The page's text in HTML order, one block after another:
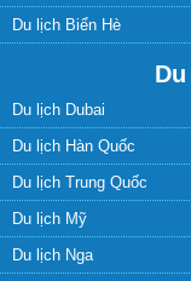
Du lịch Dubai
Du lịch Hàn Quốc
Du lịch Trung Quốc
Du lịch Mỹ
Du lịch Nga
Du lịch Biển Hè